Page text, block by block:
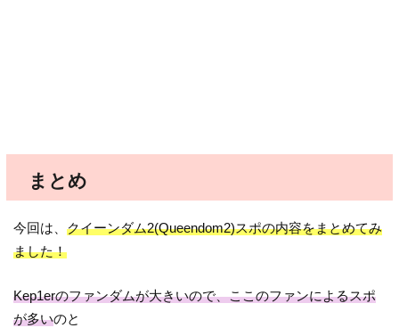
まとめ
今回は、クイーンダム2(Queendom2)スポの内容をまとめてみ
ました！
Kep1erのファンダムが大きいので、ここのファンによるスポ
が多いのと